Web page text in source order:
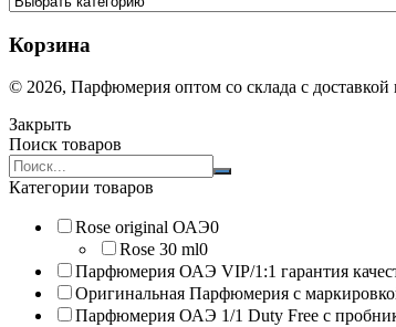
Корзина
© 2026, Парфюмерия оптом со склада с
Закрыть
Поиск товаров
Search
products:
Категории товаров
Rose original ОАЭ0
Rose 30 ml0
Парфюмерия ОАЭ VIP/1:1 гарантия
Оригинальная Парфюмерия с
Парфюмерия ОАЭ 1/1 Duty Free с